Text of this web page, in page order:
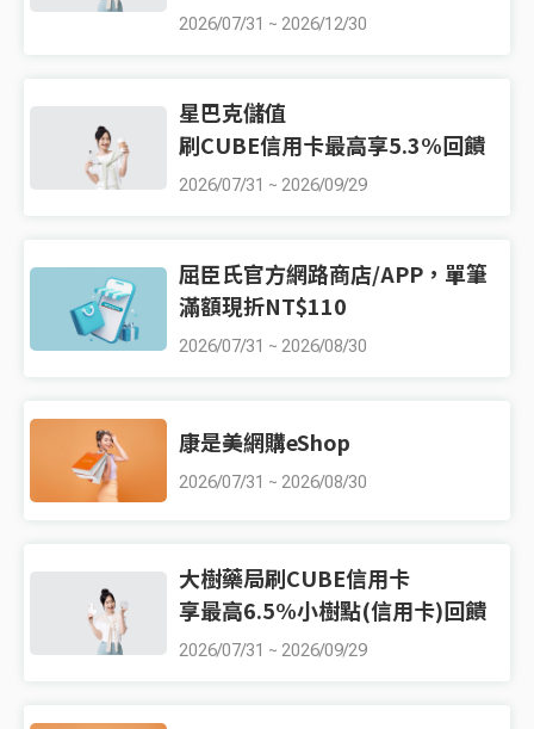
2026/07/31 ~ 2026/12/30
星巴克儲值
刷CUBE信用卡最高享5.3%回饋
2026/07/31 ~ 2026/09/29
屈臣氏官方網路商店/APP，單筆
滿額現折NT$110
2026/07/31 ~ 2026/08/30
康是美網購eShop
2026/07/31 ~ 2026/08/30
大樹藥局刷CUBE信用卡
享最高6.5%小樹點(信用卡)回饋
2026/07/31 ~ 2026/09/29